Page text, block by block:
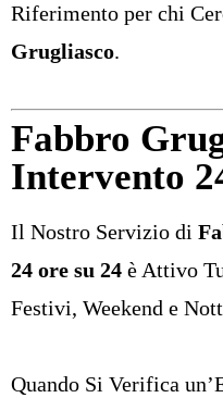
Riferimento per chi
Grugliasco.
Fabbro
Intervento
Il Nostro Servizio di
24 ore su 24 è Attivo
Festivi, Weekend e
Quando Si Verifica